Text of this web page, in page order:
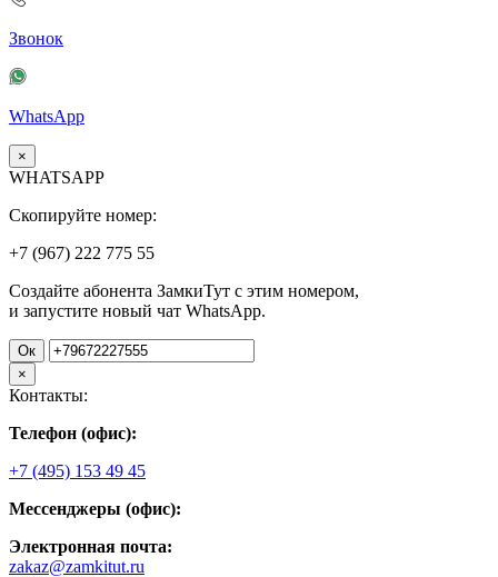
Звонок
WhatsApp
×
WHATSAPP
Скопируйте номер:
+7 (967) 222 775 55
Создайте абонента ЗамкиТут с этим номером,
и запустите новый чат WhatsApp.
Ок
×
Контакты:
Телефон (офис):
+7 (495) 153 49 45
Мессенджеры (офис):
Электронная почта:
zakaz@zamkitut.ru